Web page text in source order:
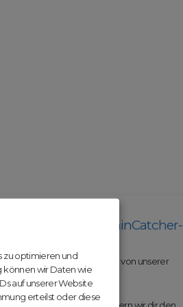
jetzt Teil der DomainCatcher-
Erfahrung und profitiere von unserer
Plattform:
Mit Domex und ODM erleichtern wir dir den
zu optimieren und
können wir Daten wie
auf unserer Website
erteilst oder diese